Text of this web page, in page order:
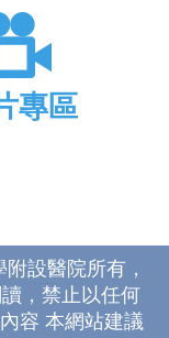
專區
設醫院所有，
，禁止以任何
容 本網站建議